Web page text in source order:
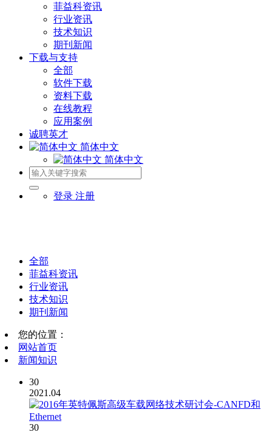
菲益科资讯
行业资讯
技术知识
期刊新闻
下载与支持
全部
软件下载
资料下载
在线教程
应用案例
诚聘英才
简体中文
简体中文
登录 注册
全部
菲益科资讯
行业资讯
技术知识
期刊新闻
您的位置：
网站首页
新闻知识
30
2021.04
30